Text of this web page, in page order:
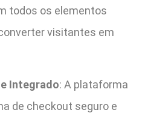
todos os elementos
visitantes em
Integrado: A plataforma
de checkout seguro e